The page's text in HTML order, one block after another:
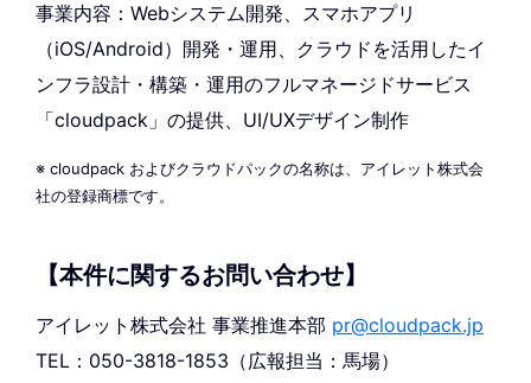
事業内容：Webシステム開発、スマホアプリ
（iOS/Android）開発・運用、クラウドを活用したイ
ンフラ設計・構築・運用のフルマネージドサービス
「cloudpack」の提供、UI/UXデザイン制作
※ cloudpack およびクラウドパックの名称は、アイレット株式会
社の登録商標です。
【本件に関するお問い合わせ】
アイレット株式会社 事業推進本部 pr@cloudpack.jp
TEL：050-3818-1853（広報担当：馬場）